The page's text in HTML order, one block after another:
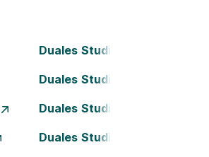
Duales Studium Bielefeld
Duales Studium Darmstadt
Duales Studium Essen
Duales Studium Kassel